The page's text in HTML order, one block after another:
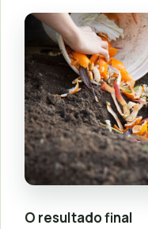
O resultado final